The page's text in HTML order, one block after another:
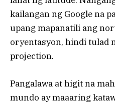
kailangan ng Google na
upang mapanatili ang
oryentasyon, hindi tulad
projection.
Pangalawa at higit na
mundo ay maaaring